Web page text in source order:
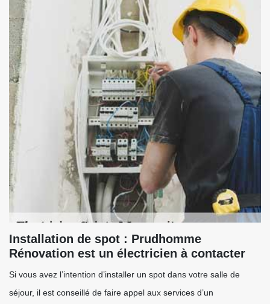
Installation de spot : Prudhomme
Rénovation est un électricien à contacter
Si vous avez l’intention d’installer un spot dans votre salle de
séjour, il est conseillé de faire appel aux services d’un